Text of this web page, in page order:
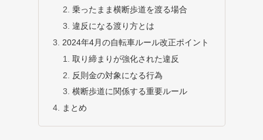
乗ったまま横断歩道を渡る場合
違反になる渡り方とは
2024年4月の自転車ルール改正ポイント
取り締まりが強化された違反
反則金の対象になる行為
横断歩道に関係する重要ルール
まとめ